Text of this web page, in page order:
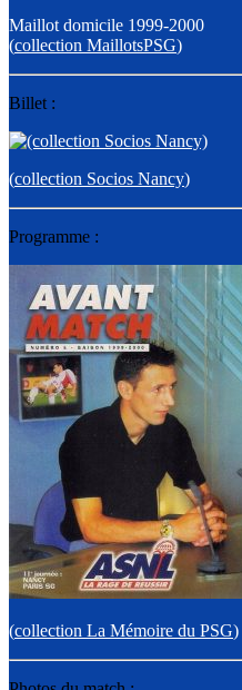
Maillot domicile 1999-2000
(collection MaillotsPSG)
Billet :
(collection Socios Nancy)
Programme :
(collection La Mémoire du PSG)